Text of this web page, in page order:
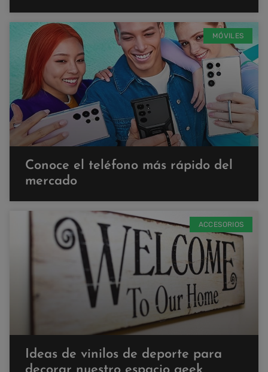
MÓVILES
Conoce el teléfono más rápido del
mercado
ACCESORIOS
Ideas de vinilos de deporte para